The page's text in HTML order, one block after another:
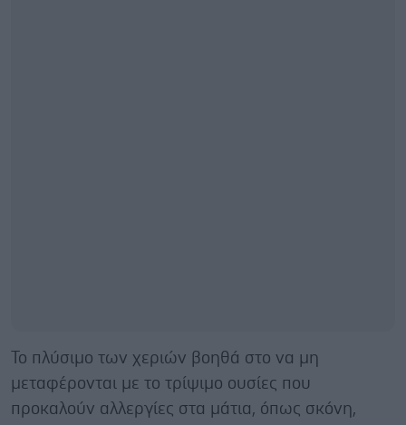
Το πλύσιμο των χεριών βοηθά στο να μη
μεταφέρονται με το τρίψιμο ουσίες που
προκαλούν αλλεργίες στα μάτια, όπως σκόνη,